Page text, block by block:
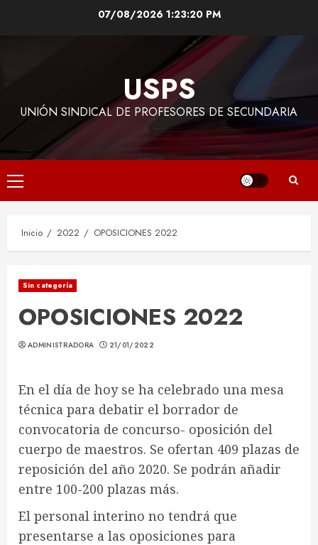
07/08/2026 1:23:20 PM
USPS
UNIÓN SINDICAL DE PROFESORES DE SECUNDARIA
Menú
principal
Inicio 2022 OPOSICIONES 2022
Sin categoría
OPOSICIONES 2022
ADMINISTRADORA 21/01/2022
En el día de hoy se ha celebrado una mesa
técnica para debatir el borrador de
convocatoria de concurso- oposición del
cuerpo de maestros. Se ofertan 409 plazas de
reposición del año 2020. Se podrán añadir
entre 100-200 plazas más.
El personal interino no tendrá que
presentarse a las oposiciones para